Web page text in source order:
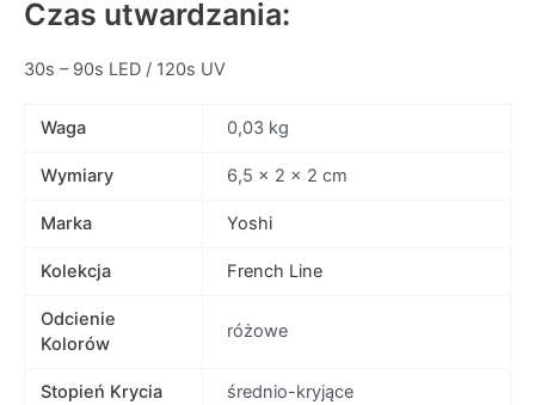
Czas utwardzania:
30s – 90s LED / 120s UV
Waga 0,03 kg
Wymiary 6,5 × 2 × 2 cm
Marka Yoshi
Kolekcja French Line
Odcienie
Kolorów
różowe
Stopień Krycia średnio-kryjące